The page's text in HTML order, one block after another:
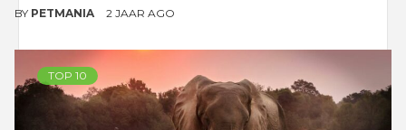
BY PETMANIA 2 JAAR AGO
TOP 10